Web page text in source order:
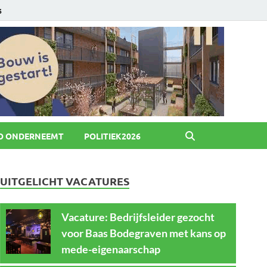
ONDERNEEMT POLITIEK2026
UITGELICHT VACATURES
Vacature: Bedrijfsleider gezocht
voor Baas Bodegraven met kans op
mede-eigenaarschap